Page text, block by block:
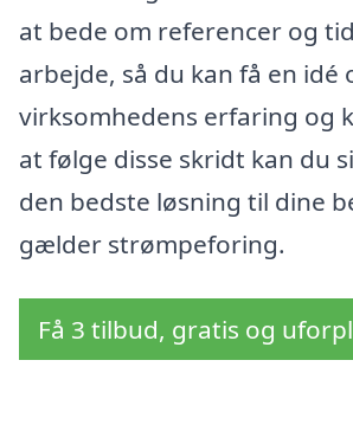
at bede om referencer og
arbejde, så du kan få en idé
virksomhedens erfaring og
at følge disse skridt kan du
den bedste løsning til dine
gælder strømpeforing.
Få 3 tilbud, gratis og